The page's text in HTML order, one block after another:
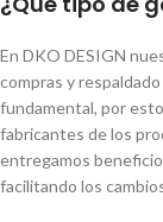
En DKO DESIGN
compras y
fundamental, por
fabricantes de los
entregamos
facilitando los